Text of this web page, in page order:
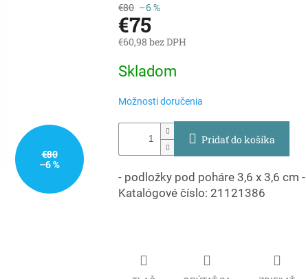
€80
–6 %
€80 –6 %
€75
€60,98 bez DPH
cena:
Skladom
Možnosti doručenia
Pridať do košíka
- podložky pod poháre 3,6 x 3,6 cm
Katalógové číslo: 21121386